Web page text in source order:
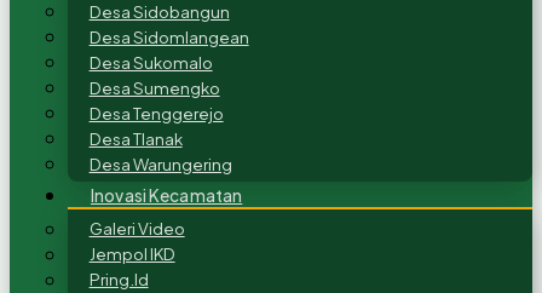
Desa Sidobangun
Desa Sidomlangean
Desa Sukomalo
Desa Sumengko
Desa Tenggerejo
Desa Tlanak
Desa Warungering
Inovasi Kecamatan
Galeri Video
Jempol IKD
Pring.Id